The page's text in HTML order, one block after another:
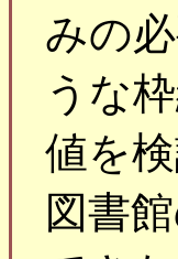
みの
うな
値を
図書